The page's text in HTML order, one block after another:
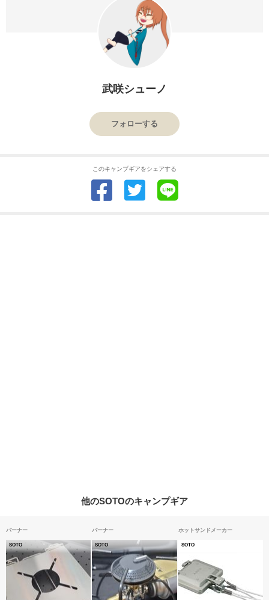
武咲シューノ
フォローする
このキャンプギアをシェアする
他のSOTOのキャンプギア
バーナー
SOTO
バーナー
SOTO
ホットサンドメーカー
SOTO